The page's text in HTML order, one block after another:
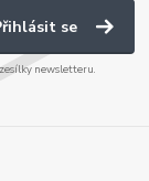
se
newsletteru.